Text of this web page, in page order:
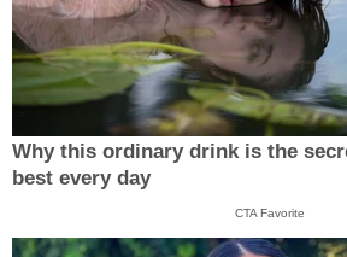
Why this ordinary drink is the
best every day
CTA Favorite